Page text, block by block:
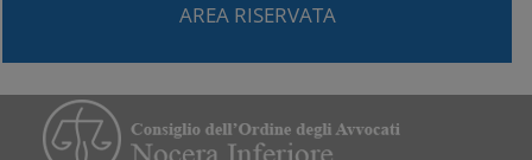
AREA RISERVATA